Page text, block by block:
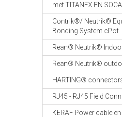
met TITANEX EN
Contrik®/ Neutrik®
Bonding System cPot
Rean® Neutrik®
Rean® Neutrik®
HARTING®
RJ45 - RJ45 Field
KERAF Power cable